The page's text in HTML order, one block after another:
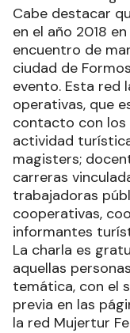
Cabe destacar
en el año 2018
encuentro de
ciudad de
evento. Esta red
operativas, que
contacto con los
actividad
magisters;
carreras
trabajadoras
cooperativas,
informantes
La charla es
aquellas
temática, con el
previa en las
la red Mujertur